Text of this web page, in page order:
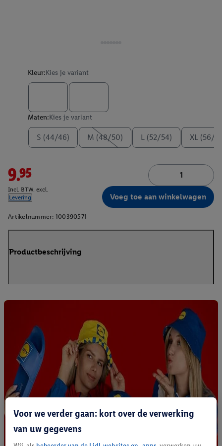
Kleur:Kies je variant
Maten:Kies je variant
S (44/46) M (48/50) L (52/54) XL (56/
9.95
Incl. BTW. excl.
Levering
Voeg toe aan winkelwagen
Artikelnummer: 100390571
Productbeschrijving
Voor we verder gaan: kort over de verwerking
van uw gegevens